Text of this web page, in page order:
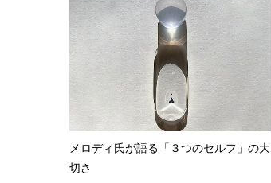
メロディ氏が語る「３つのセルフ」の大
切さ